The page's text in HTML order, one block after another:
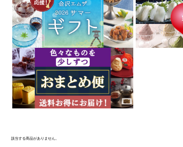
該当する商品がありません。